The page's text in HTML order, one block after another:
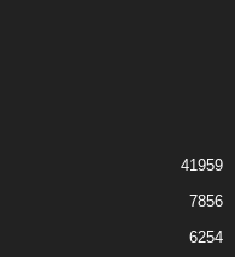
41959
7856
6254